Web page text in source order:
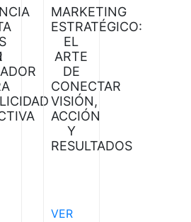
MARKETING
ESTRATÉGICO:
EL
ARTE
DE
CONECTAR
VISIÓN,
ACCIÓN
Y
RESULTADOS
VER